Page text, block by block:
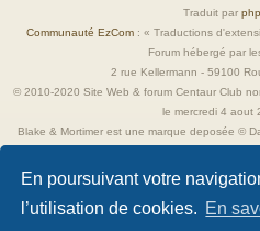
En poursuivant votre
l’utilisation de cookies. En
Traduit par
Communauté EzCom : « Traductions
Forum hébergé par
2 rue Kellermann - 59100
© 2010-2020 Site Web & forum Centaur Club
le mercredi 4 aout
Blake & Mortimer est une marque deposée ©
Toutes les images incluses dans ces pages
ayant droits et/
Elles ne sont ici qu'à titre de référence ou